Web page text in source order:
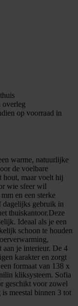
op voorraad in
warme, natuurlijke
de voelbare
hout, maar voelt hij
wie sfeer wil
en een sterke
dagelijks gebruik in
thuiskantoor.Deze
Ideaal als je een
schoon te houden
je interieur. De 4
karakter en zorgt
formaat van 138 x
kliksysteem. Sofia
geschikt voor zowel
meestal binnen 3 tot